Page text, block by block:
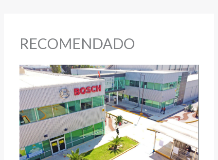
RECOMENDADO